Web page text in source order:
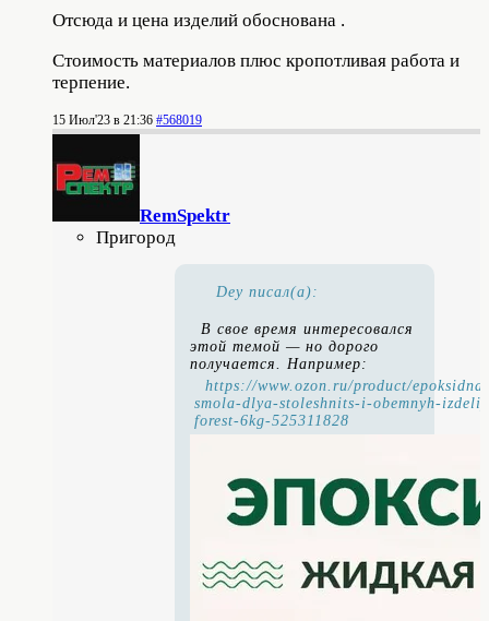
Отсюда и цена изделий обоснована .
Стоимость материалов плюс кропотливая работа и
терпение.
15 Июл'23 в 21:36 #568019
RemSpektr
Пригород
Dey писал(а):
В свое время интересовался
этой темой — но дорого
получается. Например:
https://www.ozon.ru/product/
smola-dlya-stoleshnits-i-obemnyh-
forest-6kg-525311828